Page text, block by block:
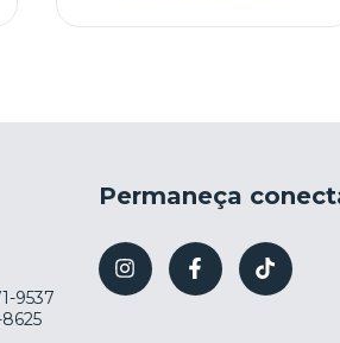
9537
Permaneça